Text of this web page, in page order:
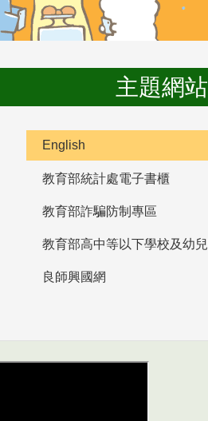
主題網站
English
教育部統計處電子書櫃
教育部詐騙防制專區
良師興國網